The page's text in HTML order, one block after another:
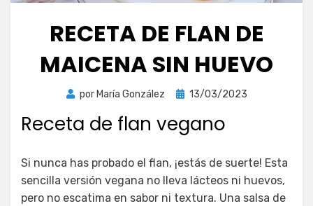
RECETA DE FLAN DE
MAICENA SIN HUEVO
por María González
Publicada
13/03/2023
Receta de flan vegano
Si nunca has probado el flan, ¡estás de suerte! Esta
sencilla versión vegana no lleva lácteos ni huevos,
pero no escatima en sabor ni textura. Una salsa de